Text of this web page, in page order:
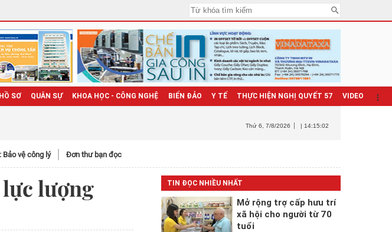
HỒ SƠ QUÂN SỰ KHOA HỌC - CÔNG NGHỆ BIỂN ĐẢO Y TẾ THỰC HIỆN NGHỊ QUYẾT 57 VIDEO
Thứ 6 , 7/8/2026 | 14:15:04
Bảo vệ công lý Đơn thư bạn đọc
lực lượng
TIN ĐỌC NHIỀU NHẤT
Mở rộng trợ cấp hưu trí
xã hội cho người từ 70
tuổi